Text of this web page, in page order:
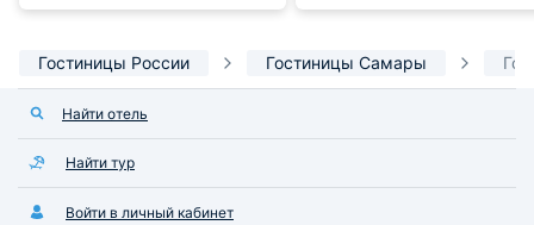
Гостиницы России Гостиницы Самары
Найти отель
Найти тур
Войти в личный кабинет